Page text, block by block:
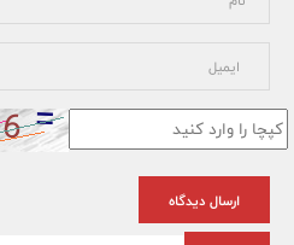
ارسال دیدگاه